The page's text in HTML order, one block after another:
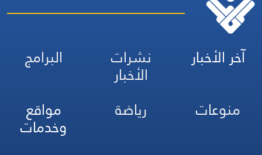
آخر الأخبار نشرات
الأخبار
البرامج
منوعات
رياضة مواقع
وخدمات